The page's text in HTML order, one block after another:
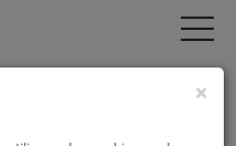
souris -
×